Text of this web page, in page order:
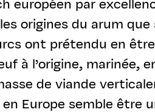
européen par
origines du arum
ont prétendu en
à l’origine, marinée,
de viande
Europe semble être